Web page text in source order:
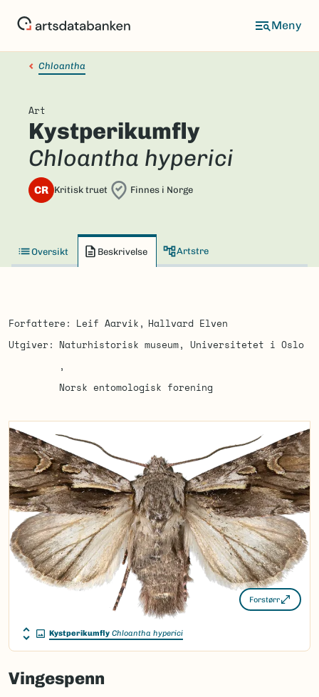
Chloantha
Art
Kystperikumfly
Chloantha hyperici
CR Kritisk truet Finnes i Norge
Oversikt Beskrivelse Artstre
Forfattere Leif Aarvik
Hallvard Elven
Utgiver
Naturhistorisk museum, Universitetet i Oslo
Norsk entomologisk forening
Forstørr
Kystperikumfly Chloantha hyperici
Vingespenn